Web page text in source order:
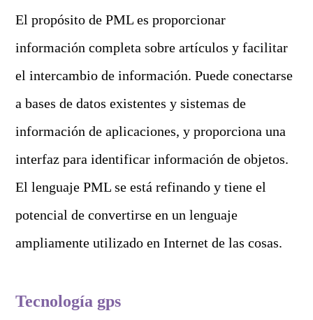
El propósito de PML es proporcionar
información completa sobre artículos y facilitar
el intercambio de información. Puede conectarse
a bases de datos existentes y sistemas de
información de aplicaciones, y proporciona una
interfaz para identificar información de objetos.
El lenguaje PML se está refinando y tiene el
potencial de convertirse en un lenguaje
ampliamente utilizado en Internet de las cosas.
Tecnología gps